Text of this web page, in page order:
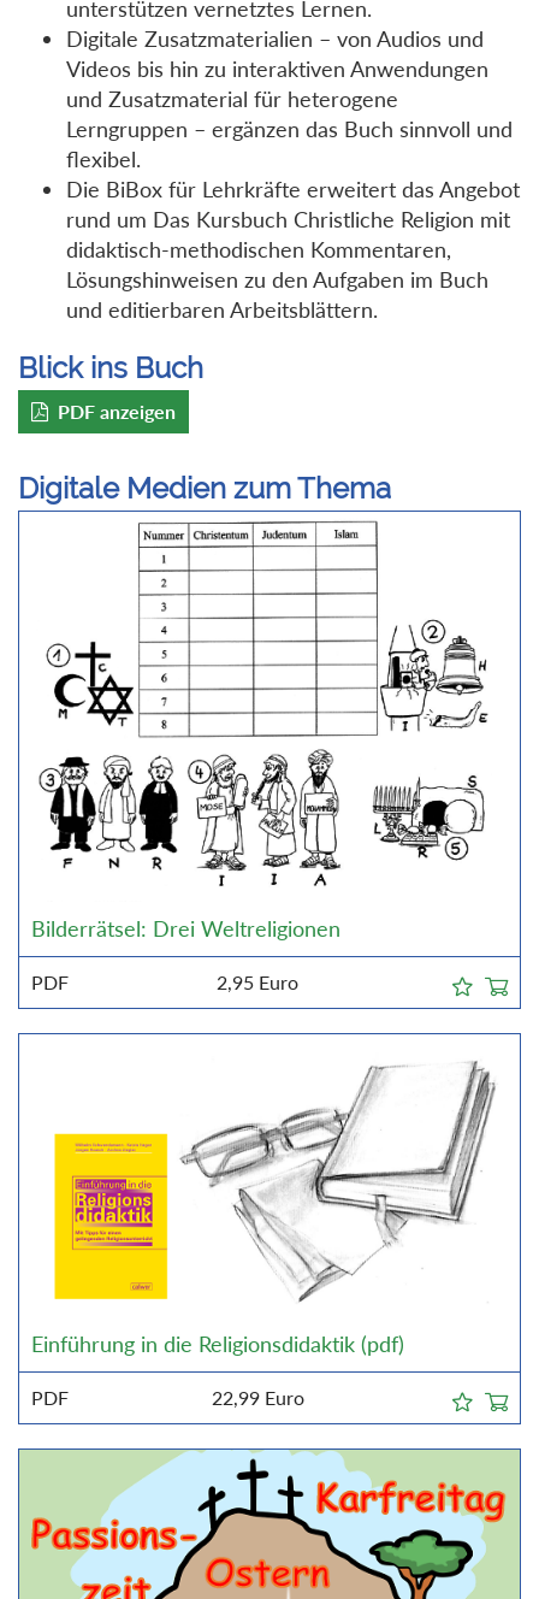
unterstützen vernetztes Lernen.
Digitale Zusatzmaterialien – von Audios und
Videos bis hin zu interaktiven Anwendungen
und Zusatzmaterial für heterogene
Lerngruppen – ergänzen das Buch sinnvoll und
flexibel.
Die BiBox für Lehrkräfte erweitert das Angebot
rund um Das Kursbuch Christliche Religion mit
didaktisch-methodischen Kommentaren,
Lösungshinweisen zu den Aufgaben im Buch
und editierbaren Arbeitsblättern.
Blick ins Buch
PDF anzeigen
Digitale Medien zum Thema
Bilderrätsel: Drei Weltreligionen
PDF 2,95 Euro
Einführung in die Religionsdidaktik (pdf)
PDF 22,99 Euro